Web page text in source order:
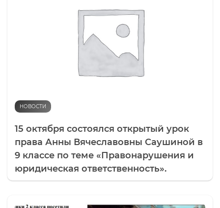
НОВОСТИ
15 октября состоялся открытый урок
права Анны Вячеславовны Саушиной в
9 классе по теме «Правонарушения и
юридическая ответственность».